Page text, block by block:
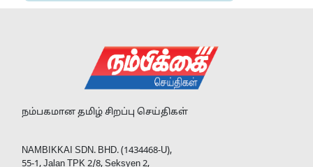
நம்பகமான தமிழ் சிறப்பு செய்திகள்
NAMBIKKAI SDN. BHD. (1434468-U),
55-1, Jalan TPK 2/8, Seksyen 2,